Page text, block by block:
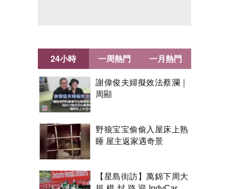
24小時
謝偉俊夫婦擬效法蔡瀾｜
周顯
野狼宝宝偷偷入屋床上熟
睡 屋主返家遇奇景
【星島街訪】萬錦下周大
一周熱門 一月熱門